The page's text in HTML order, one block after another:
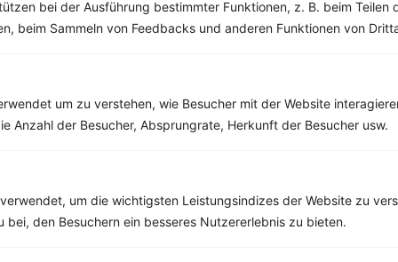
bei der Ausführung bestimmter Funktionen, z. B. beim Teilen
beim Sammeln von Feedbacks und anderen Funktionen von
um zu verstehen, wie Besucher mit der Website
Anzahl der Besucher, Absprungrate, Herkunft der Besucher usw.
um die wichtigsten Leistungsindizes der Website zu
bei, den Besuchern ein besseres Nutzererlebnis zu bieten.
Weitere Vegetarische Rezepte
Aubergine mit Zucchini, Tofu und Paprika